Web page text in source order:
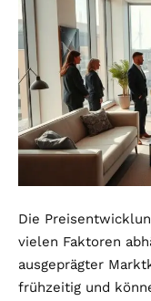
Die
vielen Faktoren
ausgeprägter
frühzeitig und